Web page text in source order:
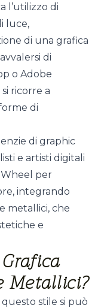
l’utilizzo di
luce,
di una grafica
di
o Adobe
ricorre a
di
di graphic
e artisti digitali
Wheel per
integrando
metallici, che
e
Metallici?
stile si può